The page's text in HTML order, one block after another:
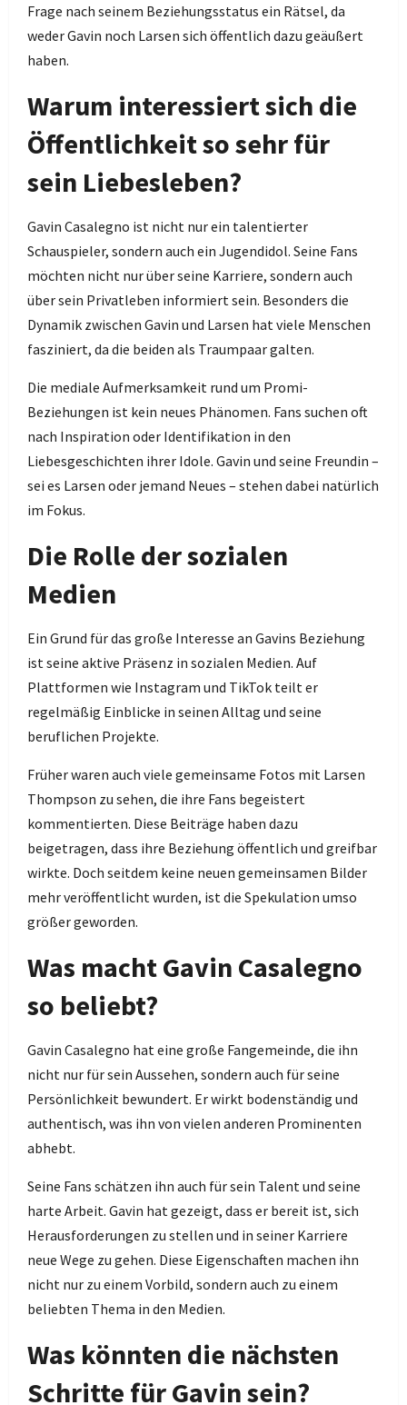
Frage nach seinem Beziehungsstatus ein Rätsel, da
weder Gavin noch Larsen sich öffentlich dazu geäußert
haben.
Warum interessiert sich die
Öffentlichkeit so sehr für
sein Liebesleben?
Gavin Casalegno ist nicht nur ein talentierter
Schauspieler, sondern auch ein Jugendidol. Seine Fans
möchten nicht nur über seine Karriere, sondern auch
über sein Privatleben informiert sein. Besonders die
Dynamik zwischen Gavin und Larsen hat viele Menschen
fasziniert, da die beiden als Traumpaar galten.
Die mediale Aufmerksamkeit rund um Promi-
Beziehungen ist kein neues Phänomen. Fans suchen oft
nach Inspiration oder Identifikation in den
Liebesgeschichten ihrer Idole. Gavin und seine Freundin –
sei es Larsen oder jemand Neues – stehen dabei natürlich
im Fokus.
Die Rolle der sozialen
Medien
Ein Grund für das große Interesse an Gavins Beziehung
ist seine aktive Präsenz in sozialen Medien. Auf
Plattformen wie Instagram und TikTok teilt er
regelmäßig Einblicke in seinen Alltag und seine
beruflichen Projekte.
Früher waren auch viele gemeinsame Fotos mit Larsen
Thompson zu sehen, die ihre Fans begeistert
kommentierten. Diese Beiträge haben dazu
beigetragen, dass ihre Beziehung öffentlich und greifbar
wirkte. Doch seitdem keine neuen gemeinsamen Bilder
mehr veröffentlicht wurden, ist die Spekulation umso
größer geworden.
Was macht Gavin Casalegno
so beliebt?
Gavin Casalegno hat eine große Fangemeinde, die ihn
nicht nur für sein Aussehen, sondern auch für seine
Persönlichkeit bewundert. Er wirkt bodenständig und
authentisch, was ihn von vielen anderen Prominenten
abhebt.
Seine Fans schätzen ihn auch für sein Talent und seine
harte Arbeit. Gavin hat gezeigt, dass er bereit ist, sich
Herausforderungen zu stellen und in seiner Karriere
neue Wege zu gehen. Diese Eigenschaften machen ihn
nicht nur zu einem Vorbild, sondern auch zu einem
beliebten Thema in den Medien.
Was könnten die nächsten
Schritte für Gavin sein?